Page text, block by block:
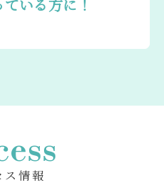
ている方に！
ス情報